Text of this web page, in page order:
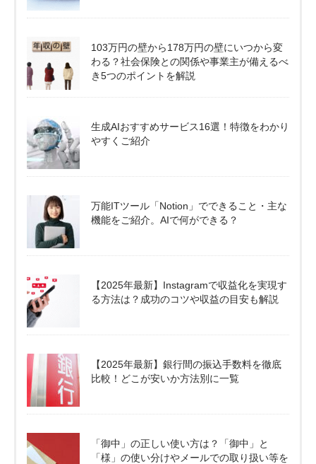
103万円の壁から178万円の壁にいつから変
わる？社会保険との関係や事業主が備えるべ
き5つのポイントを解説
生成AIおすすめサービス16選！特徴をわかり
やすくご紹介
万能ITツール「Notion」でできること・主な
機能をご紹介。AIで何ができる？
【2025年最新】Instagramで収益化を実現す
る方法は？成功のコツや収益の目安も解説
【2025年最新】銀行間の振込手数料を徹底
比較！どこが安いか方法別に一覧
「御中」の正しい使い方は？「御中」と
「様」の使い分けやメールでの取り扱い等を